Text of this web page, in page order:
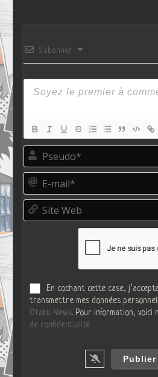
S’abonner
En cochant cette case,
transmettre mes données
Otaku News. Pour information, voici
de confidentialité